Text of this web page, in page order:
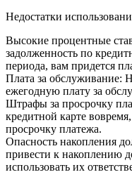
Недостатки
Высокие процентные
задолженность по
периода, вам придется
Плата за обслуживание:
ежегодную плату за
Штрафы за просрочку
кредитной карте
просрочку платежа.
Опасность накопления
привести к накоплению
использовать их